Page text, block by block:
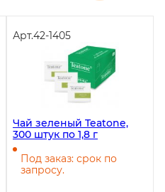
Арт.42-1405
Чай зеленый Teatone,
300 штук по 1,8 г
Под заказ: срок по
запросу.